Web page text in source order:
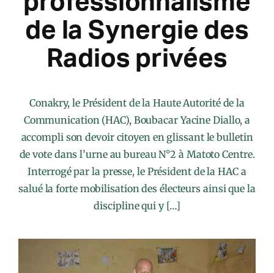
de la Synergie des
Radios privées
Conakry, le Président de la Haute Autorité de la
Communication (HAC), Boubacar Yacine Diallo, a
accompli son devoir citoyen en glissant le bulletin
de vote dans l’urne au bureau N°2 à Matoto Centre.
Interrogé par la presse, le Président de la HAC a
salué la forte mobilisation des électeurs ainsi que la
discipline qui y […]